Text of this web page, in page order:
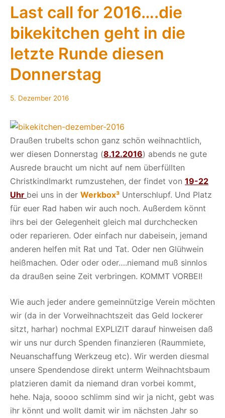
bei
der
Bikekitchen
werden
die
Räder
Last call for 2016….die
bikekitchen geht in die
letzte Runde diesen
Donnerstag
5. Dezember 2016
Draußen trubelts schon ganz schön weihnachtlich,
wer diesen Donnerstag (8.12.2016) abends ne gute
Ausrede braucht um nicht auf nem überfüllten
Christkindlmarkt rumzustehen, der findet von 19-22
Uhr bei uns in der Werkbox³ Unterschlupf. Und Platz
für euer Rad haben wir auch noch. Außerdem könnt
ihrs bei der Gelegenheit gleich mal durchchecken
oder reparieren. Oder einfach nur dabeisein, jemand
anderen helfen mit Rat und Tat. Oder nen Glühwein
heißmachen. Oder oder oder….niemand muß sinnlos
da draußen seine Zeit verbringen. KOMMT VORBEI!
Wie auch jeder andere gemeinnützige Verein möchten
wir (da in der Vorweihnachtszeit das Geld lockerer
sitzt, harhar) nochmal EXPLIZIT darauf hinweisen daß
wir uns nur durch Spenden finanzieren (Raummiete,
Neuanschaffung Werkzeug etc). Wir werden diesmal
unsere Spendendose direkt unterm Weihnachtsbaum
platzieren damit da niemand dran vorbei kommt,
hehe. Naja, soooo schlimm sind wir ja nicht, gebt was
ihr könnt und wollt damit wir im nächsten Jahr so